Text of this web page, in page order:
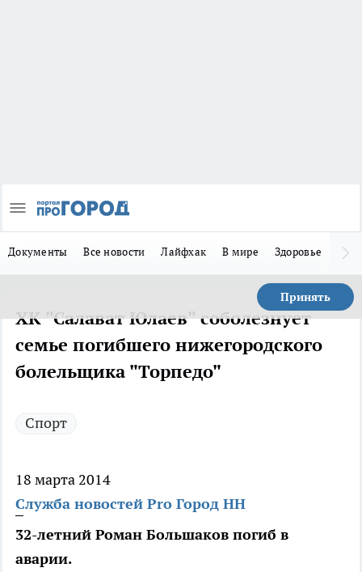
Документы Все новости Лайфхак В мире Здоровье
Принять
ХК "Салават Юлаев" соболезнует
семье погибшего нижегородского
болельщика "Торпедо"
Спорт
18 марта 2014
Служба новостей Pro Город НН
32-летний Роман Большаков погиб в
аварии.